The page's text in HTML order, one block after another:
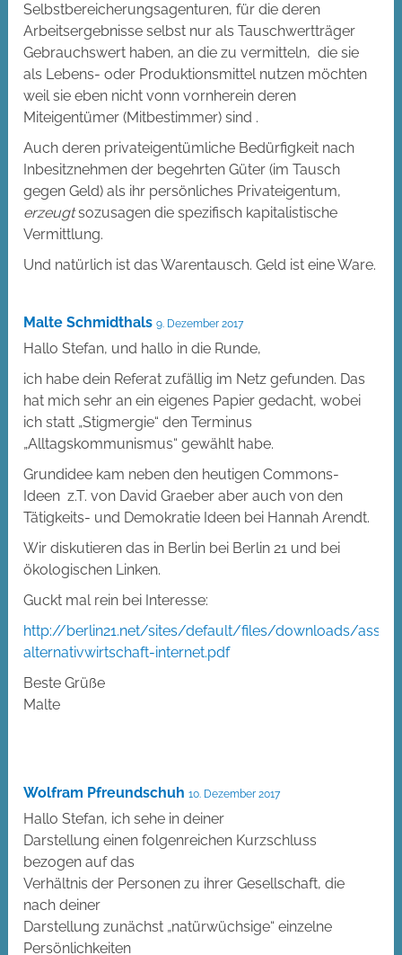
Selbstbereicherungsagenturen, für die deren
Arbeitsergebnisse selbst nur als Tauschwertträger
Gebrauchswert haben, an die zu vermitteln, die sie
als Lebens- oder Produktionsmittel nutzen möchten
weil sie eben nicht vonn vornherein deren
Miteigentümer (Mitbestimmer) sind .
Auch deren privateigentümliche Bedürfigkeit nach
Inbesitznehmen der begehrten Güter (im Tausch
gegen Geld) als ihr persönliches Privateigentum,
erzeugtsozusagen die spezifisch kapitalistische
Vermittlung.
Und natürlich ist das Warentausch. Geld ist eine Ware.
Malte Schmidthals 9. Dezember 2017
Hallo Stefan, und hallo in die Runde,
ich habe dein Referat zufällig im Netz gefunden. Das
hat mich sehr an ein eigenes Papier gedacht, wobei
ich statt „Stigmergie“ den Terminus
„Alltagskommunismus“ gewählt habe.
Grundidee kam neben den heutigen Commons-
Ideen z.T. von David Graeber aber auch von den
Tätigkeits- und Demokratie Ideen bei Hannah Arendt.
Wir diskutieren das in Berlin bei Berlin 21 und bei
ökologischen Linken.
Guckt mal rein bei Interesse:
http://berlin21.net/sites/default/files/downloads/
alternativwirtschaft-internet.pdf
Beste Grüße
Malte
Wolfram Pfreundschuh 10. Dezember 2017
Hallo Stefan, ich sehe in deiner
Darstellung einen folgenreichen Kurzschluss
bezogen auf das
Verhältnis der Personen zu ihrer Gesellschaft, die
nach deiner
Darstellung zunächst „natürwüchsige“ einzelne
Persönlichkeiten